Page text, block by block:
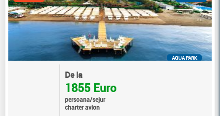
AQUA PARK
De la
1855 Euro
persoana/sejur
charter avion